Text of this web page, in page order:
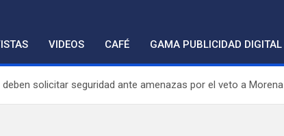
VIDEOS CAFÉ GAMA PUBLICIDAD DIGITAL
solicitar seguridad ante amenazas por el veto a Morena